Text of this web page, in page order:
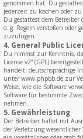
genommen hat. Du
jederzeit zu löschen oder zu
Du gestattest dem Betreiber
o. g. Regeln verstoßen oder
zuzufügen.
4. General Public
Du nimmst zur Kenntnis,
License v2“ (GPL)
handelt; deutschsprachige
unter www.phpbb.de zur
Weise, wie die Software
Software für bestimmte
nehmen.
5. Gewährleistung
Der Betreiber haftet mit
der Verletzung